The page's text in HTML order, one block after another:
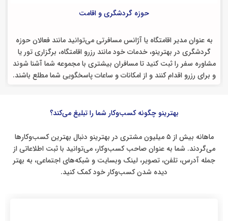
حوزه گردشگری و اقامت
به عنوان مدیر اقامتگاه یا آژانس مسافرتی می‌توانید مانند فعالان حوزه
گردشگری در بهترینو، خدمات خود مانند رزرو اقامتگاه، برگزاری تور یا
مشاوره سفر را ثبت کنید تا مسافران بیشتری با مجموعه شما آشنا شوند
و برای رزرو اقدام کنند و از امکانات و ساعات پاسخگویی شما مطلع باشند.
بهترینو چگونه کسب‌وکار شما را تبلیغ می‌کند؟
ماهانه بیش از ۵ میلیون مشتری در بهترینو دنبال بهترین کسب‌وکارها
می‌گردند. شما به عنوان صاحب کسب‌وکار، می‌توانید با ثبت اطلاعاتی از
جمله آدرس، تلفن، تصویر، لینک وبسایت و شبکه‌های اجتماعی، به بهتر
دیده شدن کسب‌وکار خود کمک‌ کنید.